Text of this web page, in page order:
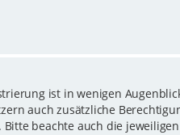
ist in wenigen
auch zusätzliche
beachte auch die